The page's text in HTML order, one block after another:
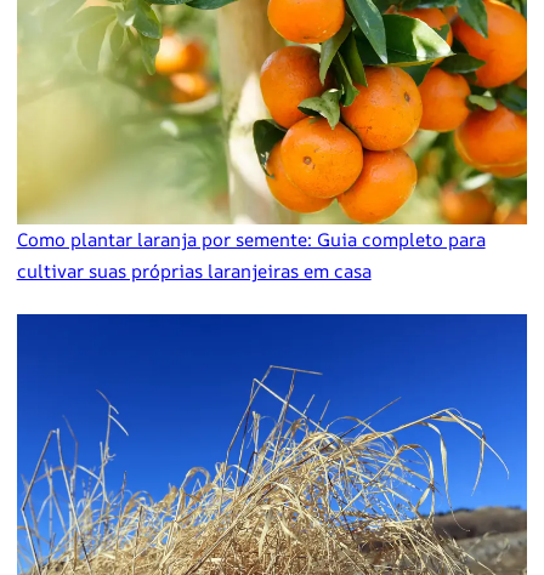
Como plantar laranja por semente: Guia completo para
cultivar suas próprias laranjeiras em casa